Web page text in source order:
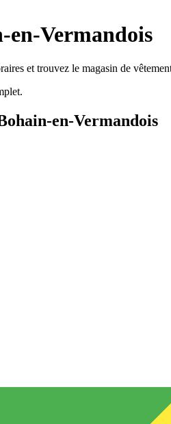
en-Vermandois
et trouvez le magasin de
en-Vermandois